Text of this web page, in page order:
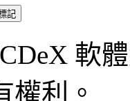
軟
權利。